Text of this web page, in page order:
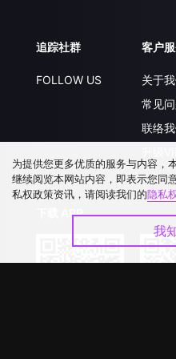
追踪社群
FOLLOW US
客户
关于
常见
联络
下载 APP
为提供您更多优质的服务与内容，
继续阅览本网站内容，即表示您同
私权政策资讯，请阅读我们的隐私
我